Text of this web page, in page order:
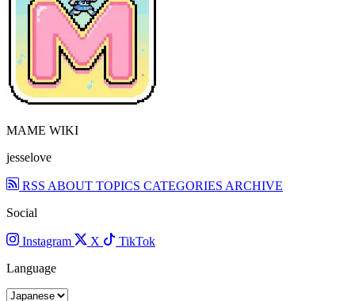
MAME WIKI
jesselove
RSS ABOUT TOPICS CATEGORIES ARCHIVE
Social
Instagram X
TikTok
Language